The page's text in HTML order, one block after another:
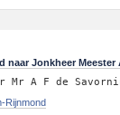
naar Jonkheer
Mr A F de
Rijnmond